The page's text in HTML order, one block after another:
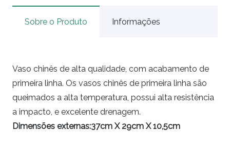
Sobre o Produto Informações
Vaso chinês de alta qualidade, com acabamento de
primeira linha. Os vasos chinês de primeira linha são
queimados a alta temperatura, possui alta resistência
a impacto, e excelente drenagem.
Dimensões externas:37cm X 29cm X 10,5cm